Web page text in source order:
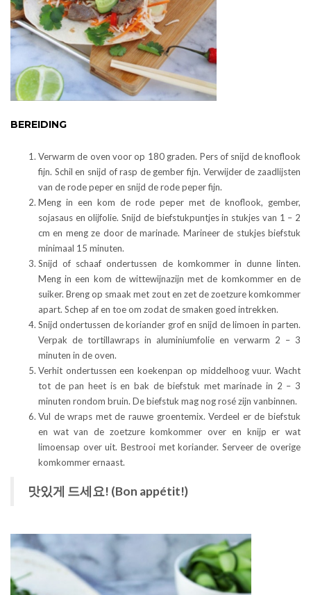
BEREIDING
Verwarm de oven voor op 180 graden. Pers of snijd de knoflook
fijn. Schil en snijd of rasp de gember fijn. Verwijder de zaadlijsten
van de rode peper en snijd de rode peper fijn.
Meng in een kom de rode peper met de knoflook, gember,
sojasaus en olijfolie. Snijd de biefstukpuntjes in stukjes van 1 – 2
cm en meng ze door de marinade. Marineer de stukjes biefstuk
minimaal 15 minuten.
Snijd of schaaf ondertussen de komkommer in dunne linten.
Meng in een kom de wittewijnazijn met de komkommer en de
suiker. Breng op smaak met zout en zet de zoetzure komkommer
apart. Schep af en toe om zodat de smaken goed intrekken.
Snijd ondertussen de koriander grof en snijd de limoen in parten.
Verpak de tortillawraps in aluminiumfolie en verwarm 2 – 3
minuten in de oven.
Verhit ondertussen een koekenpan op middelhoog vuur. Wacht
tot de pan heet is en bak de biefstuk met marinade in 2 – 3
minuten rondom bruin. De biefstuk mag nog rosé zijn vanbinnen.
Vul de wraps met de rauwe groentemix. Verdeel er de biefstuk
en wat van de zoetzure komkommer over en knijp er wat
limoensap over uit. Bestrooi met koriander. Serveer de overige
komkommer ernaast.
맛있게 드세요! (Bon appétit!)